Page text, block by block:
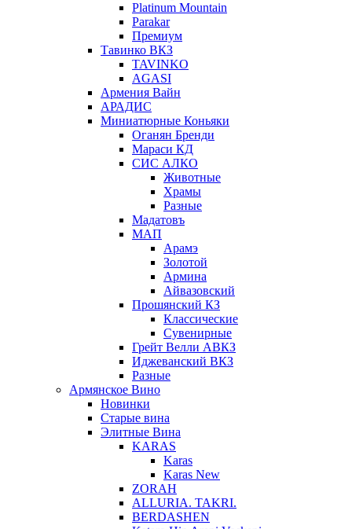
Platinum Mountain
Parakar
Премиум
Тавинко ВКЗ
TAVINKO
AGASI
Армения Вайн
АРАДИС
Миниатюрные Коньяки
Оганян Бренди
Мараси КД
СИС АЛКО
Животные
Храмы
Разные
Мадатовъ
МАП
Арамэ
Золотой
Армина
Айвазовский
Прошянский КЗ
Классические
Сувенирные
Грейт Велли АВКЗ
Иджеванский ВКЗ
Разные
Армянское Вино
Новинки
Старые вина
Элитные Вина
KARAS
Karas
Karas New
ZORAH
ALLURIA. TAKRI.
BERDASHEN